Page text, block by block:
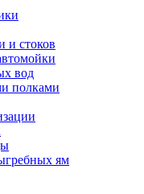
и стоков
вод
полками
ям